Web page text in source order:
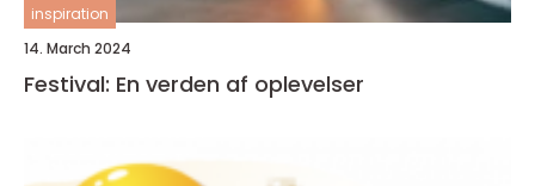
inspiration
14. March 2024
Festival: En verden af oplevelser